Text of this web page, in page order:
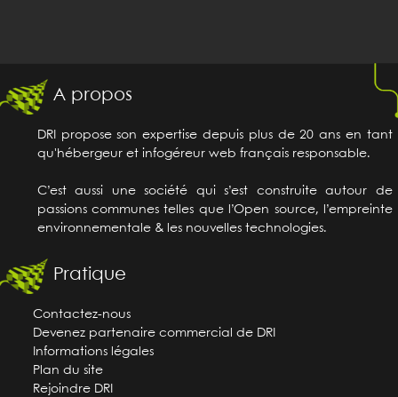
A propos
DRI propose son expertise depuis plus de 20 ans en tant
qu'hébergeur et infogéreur web français responsable.
C’est aussi une société qui s’est construite autour de
passions communes telles que l’Open source, l’empreinte
environnementale & les nouvelles technologies.
Pratique
Contactez-nous
Devenez partenaire commercial de DRI
Informations légales
Plan du site
Rejoindre DRI